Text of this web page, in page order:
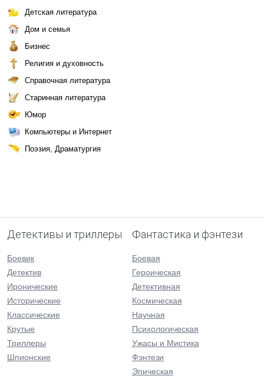
Детская литература
Дом и семья
Бизнес
Религия и духовность
Справочная литература
Старинная литература
Юмор
Компьютеры и Интернет
Поэзия, Драматургия
Детективы и триллеры
Боевик
Детектив
Иронические
Исторические
Классические
Крутые
Триллеры
Шпионские
Фантастика и фэнтези
Боевая
Героическая
Детективная
Космическая
Научная
Психологическая
Ужасы и Мистика
Фэнтези
Эпическая